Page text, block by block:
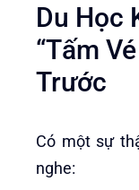
Du Học
“Tấm
Trước
Có một sự
nghe: